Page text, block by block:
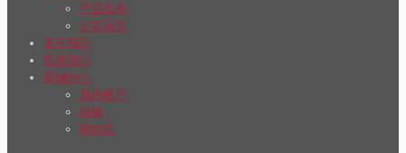
产品发布
公司动态
关于我们
联系我们
商城中心
我的帐户
结账
购物车